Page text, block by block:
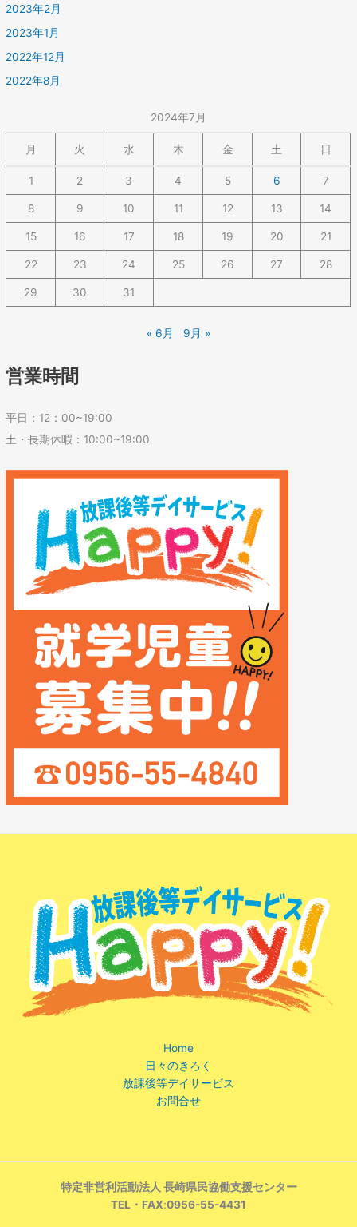
2023年2月
2023年1月
2022年12月
2022年8月
2024年7月
月 火 水 木 金 土 日
1 2 3 4 5 6 7
8 9 10 11 12 13 14
15 16 17 18 19 20 21
22 23 24 25 26 27 28
29 30 31
« 6月 9月 »
営業時間
平日：12：00~19:00
土・長期休暇：10:00~19:00
Home
日々のきろく
放課後等デイサービス
お問合せ
特定非営利活動法人 長崎県民協働支援センター
TEL・FAX:0956-55-4431